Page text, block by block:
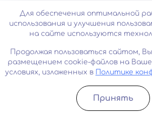
Наши врачи имеют опыт лечения
зарубежных центрах. Владеют
протоколами. Регулярно
участвуют в научных
Не ставим на учет в
работодателю. Не передаем
третьим лицам, включая
Записатьcя
Для обеспечения оптимальной
использования и улучшения
на сайте используются
Продолжая пользоваться сайтом,
размещением cookie-файлов на
условиях, изложенных в
Политике
Принять